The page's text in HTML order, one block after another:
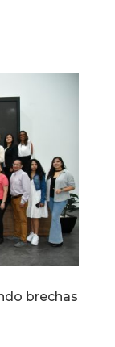
brechas